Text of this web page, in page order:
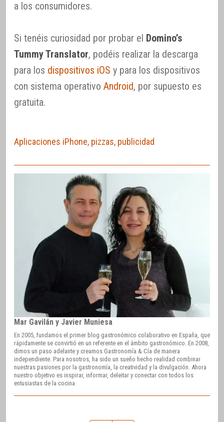
a los consumidores.
Si tenéis curiosidad por probar el Domino’s
Tummy Translator, podéis realizar la descarga
para los dispositivos iOS y para los dispositivos
con sistema operativo Android, por supuesto es
gratuita.
Aplicaciones iPhone, pizzas, publicidad
Mar Gavilán y Javier Muniesa
En 2005, fundamos el primer blog gastronómico colaborativo en España, que
rápidamente se convirtió en un referente en el ámbito gastronómico. En 2008,
dimos un paso adelante y creamos Gastronomía & Cía de manera
independiente. Para nosotros, ha sido un sueño hecho realidad combinar
nuestras pasiones por la gastronomía, la creatividad y la divulgación. Ahora
nuestro objetivo es inspirar, informar, deleitar y conectar con todos los
entusiastas de la cocina.